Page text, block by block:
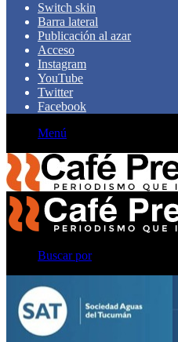
Switch skin
Barra lateral
Publicación al azar
Acceso
Instagram
YouTube
Twitter
Facebook
Menú
Buscar por